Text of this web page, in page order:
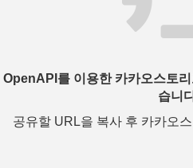
OpenAPI를 이용한 카카오스토
습니
공유할 URL을 복사 후 카카오